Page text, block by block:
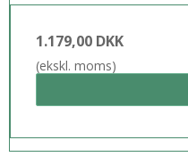
1.179,00 DKK
(ekskl. moms)